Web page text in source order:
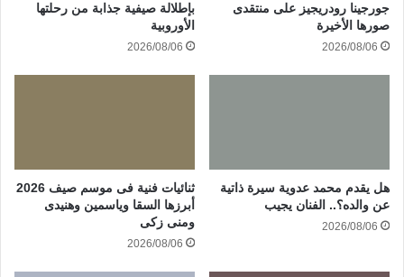
جورجينا رودريجيز على منتقدى
صورها الأخيرة
2026/08/06
بإطلالة صيفية جذابة من رحلتها
الأوروبية
2026/08/06
هل يقدم محمد عدوية سيرة ذاتية
عن والده؟.. الفنان يجيب
2026/08/06
ثنائيات فنية فى موسم صيف 2026
أبرزها السقا وياسمين وهنيدى
ومنى زكى
2026/08/06